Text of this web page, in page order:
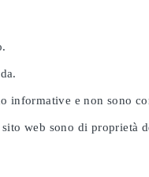
informative e non sono
web sono di proprietà